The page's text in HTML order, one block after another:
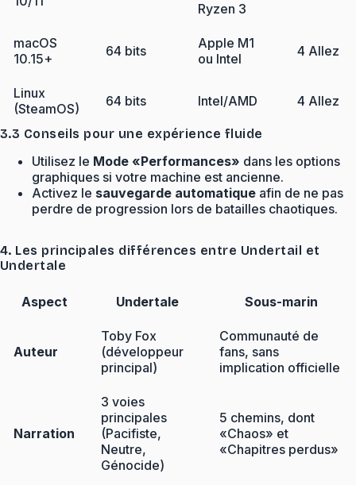
Ryzen 3
macOS
10.15+
64 bits
Apple M1
ou Intel
4 Allez
Linux
(SteamOS)
64 bits Intel/AMD 4 Allez
3.3 Conseils pour une expérience fluide
Utilisez le Mode «Performances» dans les options
graphiques si votre machine est ancienne.
Activez le sauvegarde automatique afin de ne pas
perdre de progression lors de batailles chaotiques.
4. Les principales différences entre Undertail et
Undertale
Aspect Undertale Sous-marin
Auteur
Toby Fox
(développeur
principal)
Communauté de
fans, sans
implication officielle
Narration
3 voies
principales
(Pacifiste,
Neutre,
Génocide)
5 chemins, dont
«Chaos» et
«Chapitres perdus»